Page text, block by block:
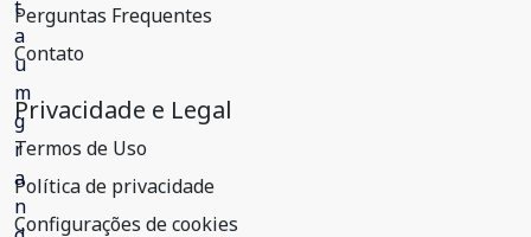
Perguntas Frequentes
Contato
Privacidade e Legal
Termos de Uso
Política de privacidade
Configurações de cookies